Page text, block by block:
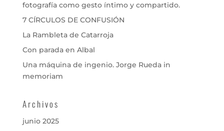
fotografía como gesto íntimo y compartido.
7 CÍRCULOS DE CONFUSIÓN
La Rambleta de Catarroja
Con parada en Albal
Una máquina de ingenio. Jorge Rueda in
memoriam
Archivos
junio 2025